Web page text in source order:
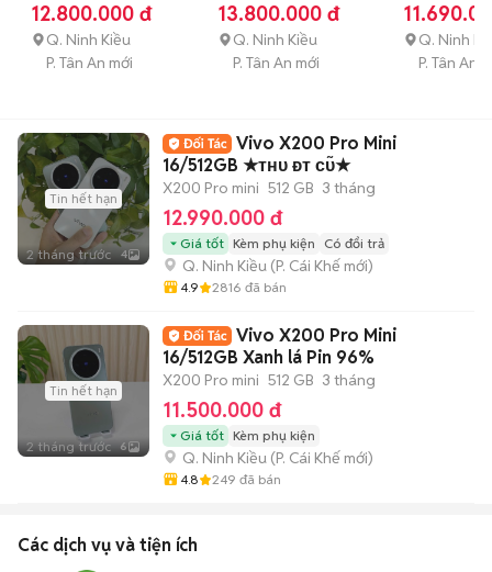
GB 3 tháng
12.800.000 đ
Q. Ninh Kiều
P. Tân An mới
GB 3 tháng
13.800.000 đ
Q. Ninh Kiều
P. Tân An mới
Q. Ninh
P. Tân An
Tin hết hạn
2 tháng trước 4
Vivo X200 Pro Mini
16/512GB ★ᴛʜᴜ ᴆᴛ ᴄᴜ̃★
X200 Pro mini 512 GB 3 tháng
12.990.000 đ
Giá tốt Kèm phụ kiện Có đổi trả
Q. Ninh Kiều (P. Cái Khế mới)
4.9 2816 đã bán
Tin hết hạn
2 tháng trước 6
Vivo X200 Pro Mini
16/512GB Xanh lá Pin 96%
X200 Pro mini 512 GB 3 tháng
11.500.000 đ
Giá tốt Kèm phụ kiện
Q. Ninh Kiều (P. Cái Khế mới)
4.8 249 đã bán
Các dịch vụ và tiện ích